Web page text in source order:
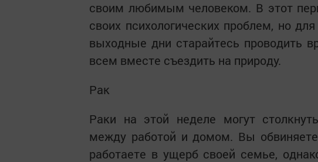
своим любимым человеком. В этот
своих психологических проблем, но
выходные дни старайтесь проводить
всем вместе съездить на природу.
Рак
Раки на этой неделе могут
между работой и домом. Вы
работаете в ущерб своей семье,